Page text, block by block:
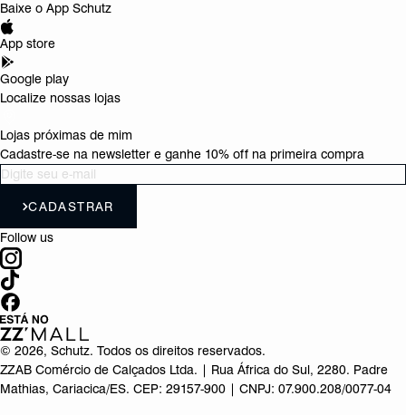
Baixe o App Schutz
App store
Google play
Localize nossas lojas
Lojas próximas de mim
Cadastre-se na newsletter e ganhe 10% off na primeira compra
CADASTRAR
Follow us
© 2026, Schutz. Todos os direitos reservados.
ZZAB Comércio de Calçados Ltda. | Rua África do Sul, 2280. Padre
Mathias, Cariacica/ES. CEP: 29157-900 | CNPJ: 07.900.208/0077-04